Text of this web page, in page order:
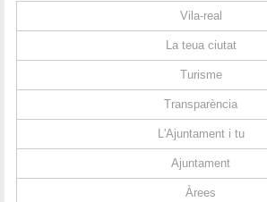
Vila-real
La teua ciutat
Turisme
Transparència
L'Ajuntament i tu
Ajuntament
Àrees